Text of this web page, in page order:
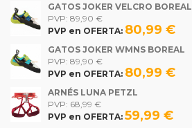
GATOS JOKER VELCRO BOREAL
PVP: 89,90 €
PVP en OFERTA: 80,99 €
GATOS JOKER WMNS BOREAL
PVP: 89,90 €
PVP en OFERTA: 80,99 €
ARNÉS LUNA PETZL
PVP: 68,99 €
PVP en OFERTA: 59,99 €